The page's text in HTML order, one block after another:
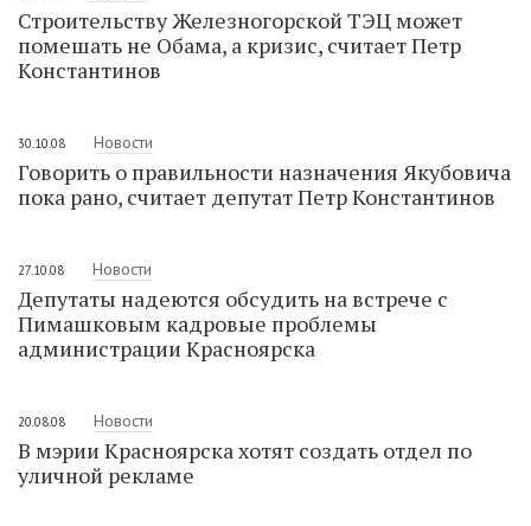
Строительству Железногорской ТЭЦ может
помешать не Обама, а кризис, считает Петр
Константинов
30.10.08 Новости
Говорить о правильности назначения Якубовича
пока рано, считает депутат Петр Константинов
27.10.08 Новости
Депутаты надеются обсудить на встрече с
Пимашковым кадровые проблемы
администрации Красноярска
20.08.08 Новости
В мэрии Красноярска хотят создать отдел по
уличной рекламе